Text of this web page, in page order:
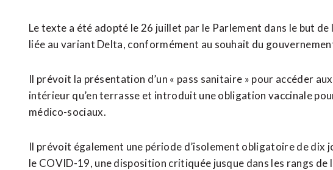
Le texte a été adopté le 26 juillet par le Parlement dans le but
liée au variant Delta, conformément au souhait du
Il prévoit la présentation d’un « pass sanitaire » pour accéder
intérieur qu’en terrasse et introduit une obligation vaccinale
médico-sociaux.
Il prévoit également une période d’isolement obligatoire de dix
le COVID-19, une disposition critiquée jusque dans les rangs de